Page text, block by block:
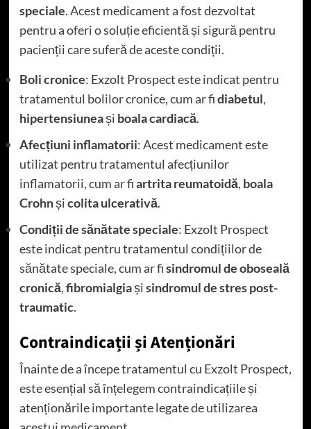
speciale. Acest medicament a fost dezvoltat
pentru a oferi o soluție eficientă și sigură pentru
pacienții care suferă de aceste condiții.
Boli cronice: Exzolt Prospect este indicat pentru
tratamentul bolilor cronice, cum ar fidiabetul,
hipertensiuneași boala cardiacă.
Afecțiuni inflamatorii: Acest medicament este
utilizat pentru tratamentul afecțiunilor
inflamatorii, cum ar fiartrita reumatoidă, boala
Crohnșicolita ulcerativă.
Condiții de sănătate speciale: Exzolt Prospect
este indicat pentru tratamentul condițiilor de
sănătate speciale, cum ar fisindromul de oboseală
cronică,fibromialgiașisindromul de stres post-
traumatic.
Contraindicații și Atenționări
Înainte de a începe tratamentul cu Exzolt Prospect,
este esențial să înțelegem contraindicațiile și
atenționările importante legate de utilizarea